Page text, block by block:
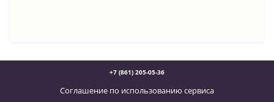
+7 (861) 205-05-36
Соглашение по использованию сервиса